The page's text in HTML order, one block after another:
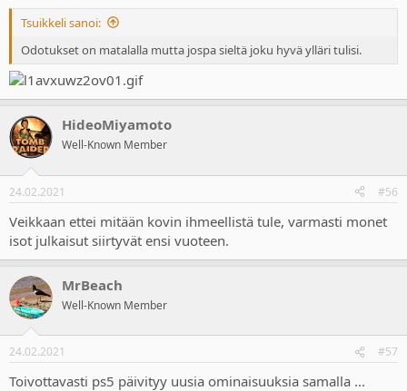
Tsuikkeli sanoi:
Odotukset on matalalla mutta jospa sieltä joku hyvä ylläri tulisi.
HideoMiyamoto
Well-Known Member
24.02.2021 #56
Veikkaan ettei mitään kovin ihmeellistä tule, varmasti monet
isot julkaisut siirtyvät ensi vuoteen.
MrBeach
Well-Known Member
24.02.2021 #57
Toivottavasti ps5 päivityy uusia ominaisuuksia samalla ...